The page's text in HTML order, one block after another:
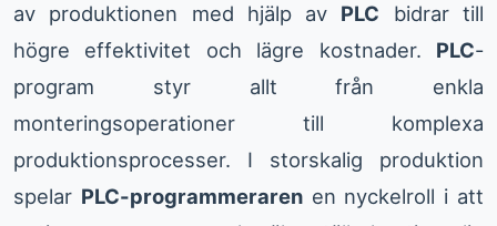
av produktionen med hjälp av PLC bidrar till
högre effektivitet och lägre kostnader. PLC-
program styr allt från enkla
monteringsoperationer till komplexa
produktionsprocesser. I storskalig produktion
spelar PLC-programmerarenen nyckelroll i att